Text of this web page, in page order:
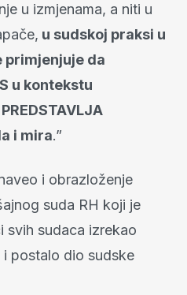
u izmjenama, a niti u
u sudskoj praksi u
primjenjuje da
u kontekstu
i mira.”
i obrazloženje
suda RH koji je
svih sudaca izrekao
postalo dio sudske